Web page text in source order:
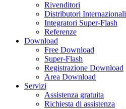
Rivenditori
Distributori Internazionali
Integratori Super-Flash
Referenze
Download
Free Download
Super-Flash
Registrazione Download
Area Download
Servizi
Assistenza gratuita
Richiesta di assistenza